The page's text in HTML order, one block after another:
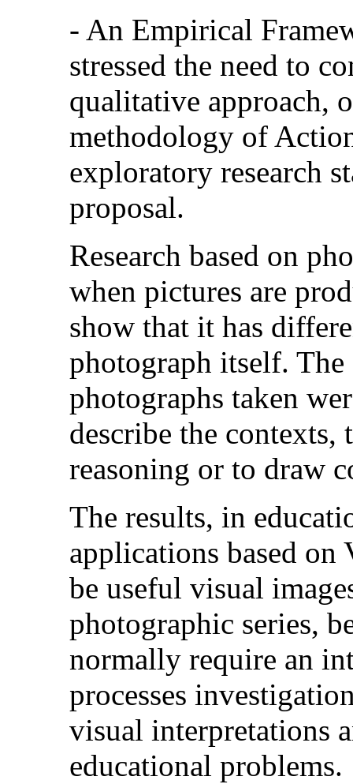
- An Empirical
stressed the need to
qualitative approach,
methodology of
exploratory research
proposal.
Research based on
when pictures are
show that it has
photograph itself.
photographs taken
describe the contexts,
reasoning or to draw
The results, in
applications based
be useful visual
photographic series,
normally require an
processes
visual interpretations
educational problems.